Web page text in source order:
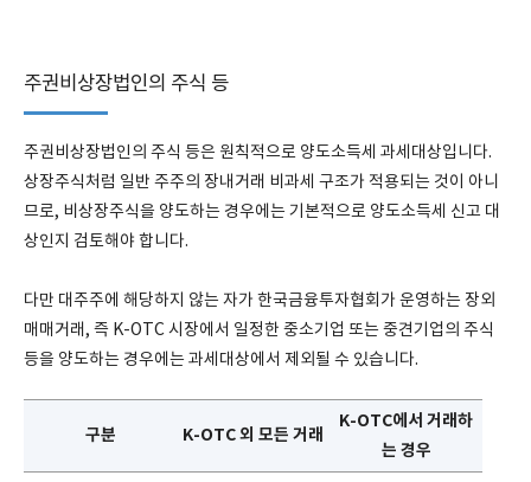
주권비상장법인의 주식 등
주권비상장법인의 주식 등은 원칙적으로 양도소득세 과세대상입니다.
상장주식처럼 일반 주주의 장내거래 비과세 구조가 적용되는 것이 아니
므로, 비상장주식을 양도하는 경우에는 기본적으로 양도소득세 신고 대
상인지 검토해야 합니다.
다만 대주주에 해당하지 않는 자가 한국금융투자협회가 운영하는 장외
매매거래, 즉 K-OTC 시장에서 일정한 중소기업 또는 중견기업의 주식
등을 양도하는 경우에는 과세대상에서 제외될 수 있습니다.
구분 K-OTC 외 모든 거래
K-OTC에서 거래하
는 경우